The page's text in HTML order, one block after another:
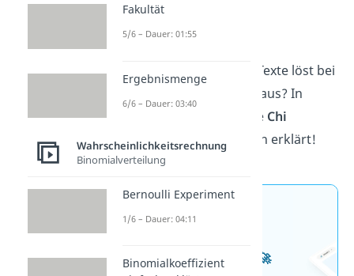
Freiheitsgrade
Zusammenhang spielen.
Ha-CHI! Das Lesen langer Texte löst bei
dir allergische Reaktionen aus? In
unserem
wird dir die Chi
Quadrat Verteilung
einfach erklärt!
Jetzt neu: Teste dein
kostenlosen Aufgaben 🚀
Fakultät
5/6 – Dauer: 01:55
Ergebnismenge
6/6 – Dauer: 03:40
Wahrscheinlichkeitsrechnung
Binomialverteilung
Bernoulli Experiment
1/6 – Dauer: 04:11
Binomialkoeffizient